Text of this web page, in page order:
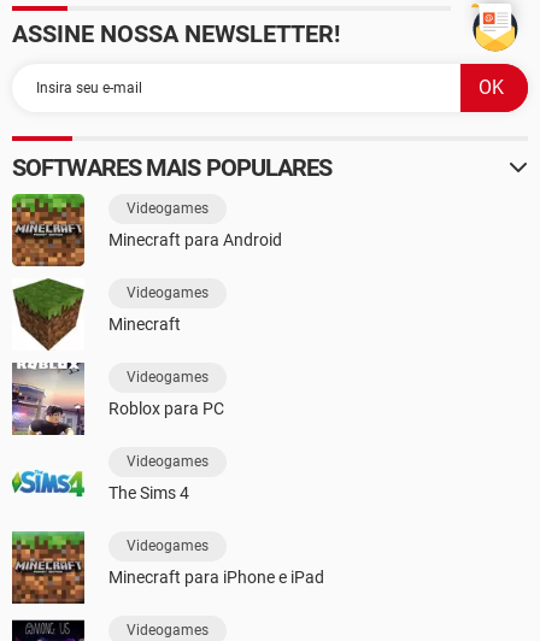
ASSINE NOSSA NEWSLETTER!
SOFTWARES MAIS POPULARES
Videogames
Minecraft para Android
Videogames
Minecraft
Videogames
Roblox para PC
Videogames
The Sims 4
Videogames
Minecraft para iPhone e iPad
Videogames